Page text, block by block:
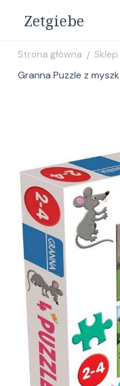
Zetgiebe
Strona główna / Sklep
Granna Puzzle z